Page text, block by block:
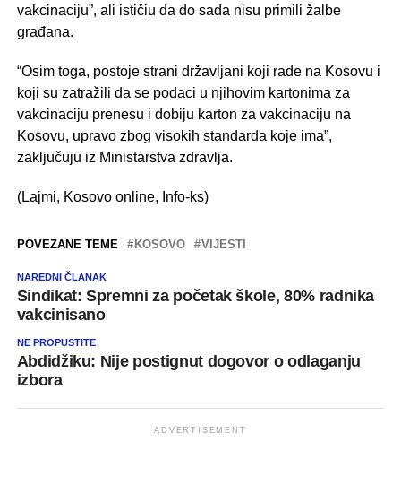
vakcinaciju”, ali ističiu da do sada nisu primili žalbe
građana.
“Osim toga, postoje strani državljani koji rade na Kosovu i
koji su zatražili da se podaci u njihovim kartonima za
vakcinaciju prenesu i dobiju karton za vakcinaciju na
Kosovu, upravo zbog visokih standarda koje ima”,
zaključuju iz Ministarstva zdravlja.
(Lajmi, Kosovo online, Info-ks)
POVEZANE TEME KOSOVO VIJESTI
NAREDNI ČLANAK
Sindikat: Spremni za početak škole, 80% radnika
vakcinisano
NE PROPUSTITE
Abdidžiku: Nije postignut dogovor o odlaganju
izbora
ADVERTISEMENT